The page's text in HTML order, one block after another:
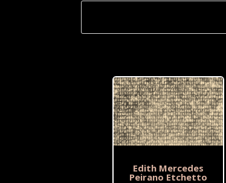
Edith Mercedes
Peirano Etchetto